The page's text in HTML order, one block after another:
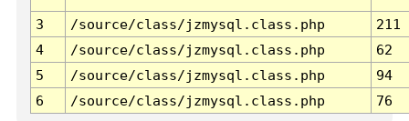
3 /source/class/jzmysql.class.php
211
4
/source/class/jzmysql.class.php
62
5
/source/class/jzmysql.class.php
94
6
/source/class/jzmysql.class.php 76